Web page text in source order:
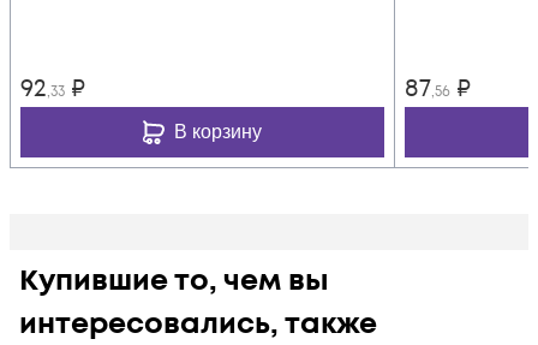
92,33 ₽
В корзину
87,56 ₽
Купившие то, чем вы
интересовались, также